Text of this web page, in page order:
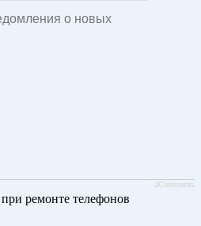
о новых
JComments
ремонте телефонов